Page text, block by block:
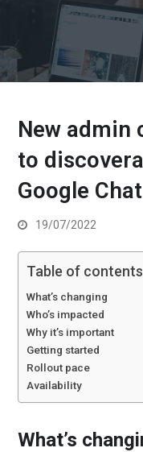
New admin
to
Google Chat
19/07/2022
Table of contents
What’s changing
Who’s impacted
Why it’s important
Getting started
Rollout pace
Availability
What’s